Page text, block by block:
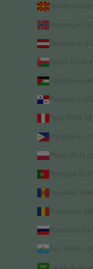
Norwegen
Österreich
Oman (EUR €)
Panama (USD
Peru (PEN S/)
Philippinen
Polen (PLN zł)
Portugal (EUR
Republik
Rumänien
Russland
San Marino